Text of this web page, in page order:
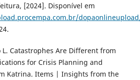
[2024]. Disponível em
dopaonlineupload/
L. Catastrophes Are Different from
for Crisis Planning and
Katrina. Items | Insights from the